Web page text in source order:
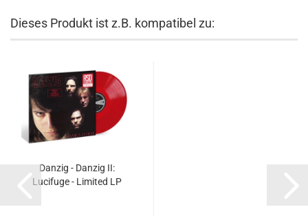
Dieses Produkt ist z.B. kompatibel zu:
Danzig - Danzig II:
Lucifuge - Limited LP